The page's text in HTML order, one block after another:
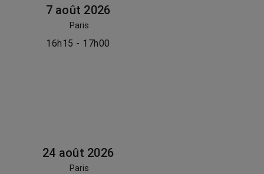
7 août 2026
Paris
16h15 - 17h00
24 août 2026
Paris